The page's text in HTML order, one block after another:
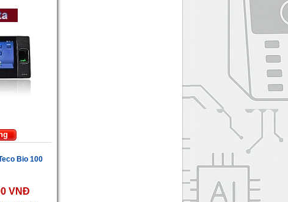
Bio 100
VNĐ